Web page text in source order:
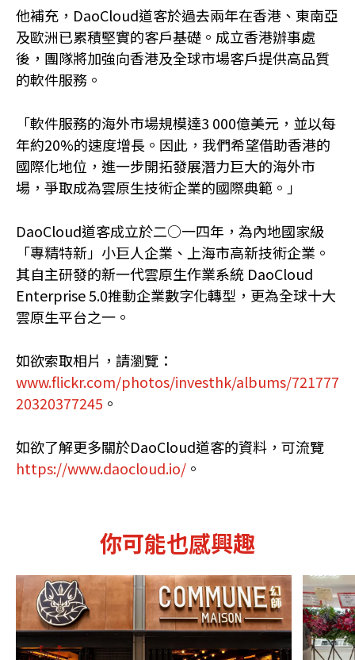
他補充，DaoCloud道客於過去兩年在香港、東南亞
及歐洲已累積堅實的客戶基礎。成立香港辦事處
後，團隊將加強向香港及全球市場客戶提供高品質
的軟件服務。
「軟件服務的海外市場規模達3 000億美元，並以每
年約20%的速度增長。因此，我們希望借助香港的
國際化地位，進一步開拓發展潛力巨大的海外市
場，爭取成為雲原生技術企業的國際典範。」
DaoCloud道客成立於二○一四年，為內地國家級
「專精特新」小巨人企業、上海市高新技術企業。
其自主研發的新一代雲原生作業系統 DaoCloud
Enterprise 5.0推動企業數字化轉型，更為全球十大
雲原生平台之一。
如欲索取相片，請瀏覽：
www.flickr.com/photos/investhk/albums/721777
20320377245 。
如欲了解更多關於DaoCloud道客的資料，可流覽
https://www.daocloud.io/ 。
你可能也感興趣